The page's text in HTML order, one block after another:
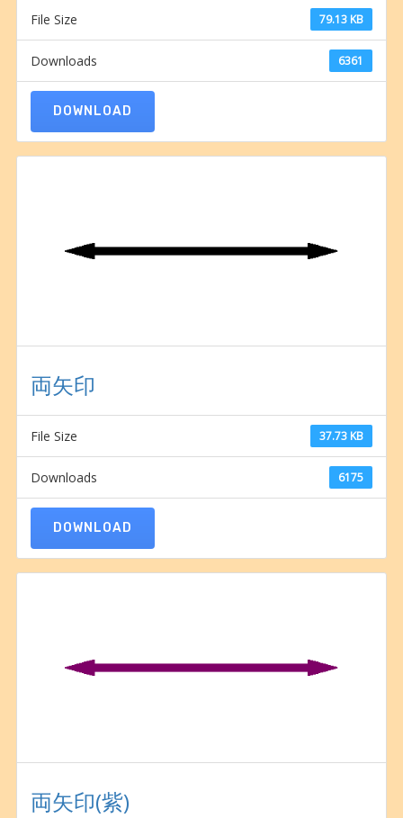
File Size 79.13 KB
Downloads 6361
DOWNLOAD
両矢印
File Size 37.73 KB
Downloads 6175
DOWNLOAD
両矢印(紫)